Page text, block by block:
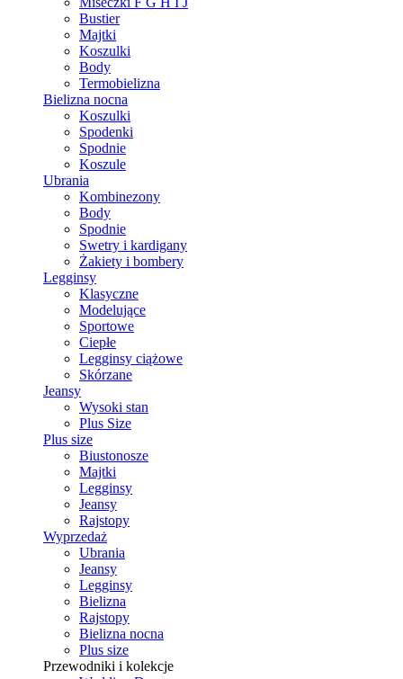
Bustier
Majtki
Koszulki
Body
Termobielizna
Bielizna nocna
Koszulki
Spodenki
Spodnie
Koszule
Ubrania
Kombinezony
Body
Spodnie
Swetry i kardigany
Żakiety i bombery
Legginsy
Klasyczne
Modelujące
Sportowe
Ciepłe
Legginsy ciążowe
Skórzane
Jeansy
Wysoki stan
Plus Size
Plus size
Biustonosze
Majtki
Legginsy
Jeansy
Rajstopy
Wyprzedaż
Ubrania
Jeansy
Legginsy
Bielizna
Rajstopy
Bielizna nocna
Plus size
Przewodniki i kolekcje